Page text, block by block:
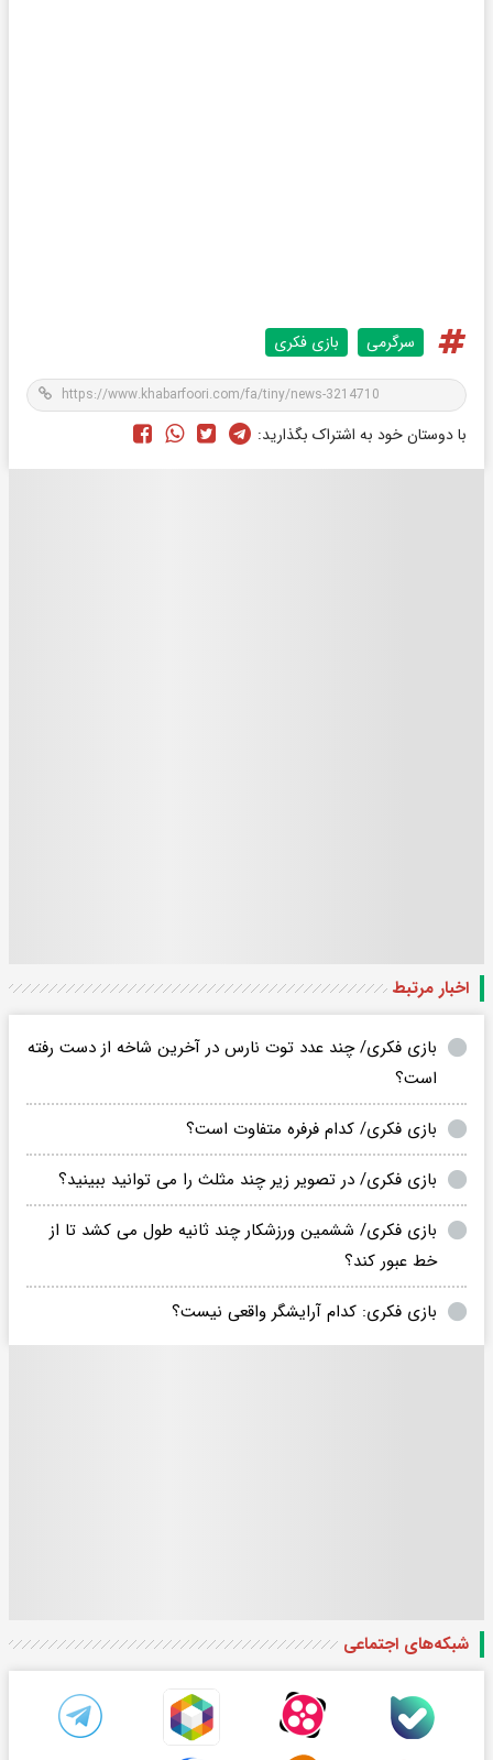
سرگرمی بازی فکری
با دوستان خود به اشتراک بگذارید:
اخبار مرتبط
بازی فکری/ چند عدد توت نارس در آخرین شاخه از دست رفته
است؟
بازی فکری/ کدام فرفره متفاوت است؟
بازی فکری/ در تصویر زیر چند مثلث را می توانید ببینید؟
بازی فکری/ ششمین ورزشکار چند ثانیه طول می کشد تا از
خط عبور کند؟
بازی فکری: کدام آرایشگر واقعی نیست؟
شبکه‌های اجتماعی